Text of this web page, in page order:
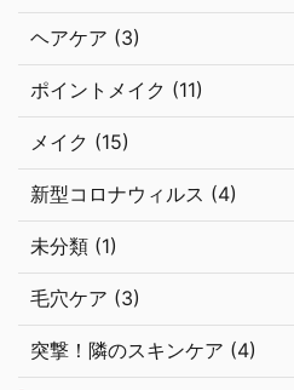
ヘアケア (3)
ポイントメイク (11)
メイク (15)
新型コロナウィルス (4)
未分類 (1)
毛穴ケア (3)
突撃！隣のスキンケア (4)